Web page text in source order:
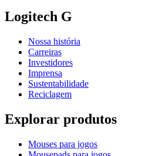
Logitech G
Nossa história
Carreiras
Investidores
Imprensa
Sustentabilidade
Reciclagem
Explorar produtos
Mouses para jogos